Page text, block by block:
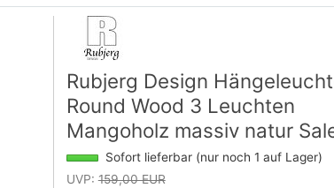
Rubjerg Design
Round Wood 3 Leuchten
Mangoholz massiv natur
Sofort lieferbar (nur noch 1 auf Lager)
UVP:159,00 EUR